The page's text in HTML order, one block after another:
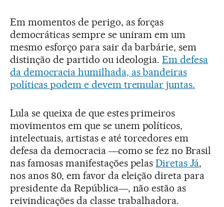
Em momentos de perigo, as forças
democráticas sempre se uniram em um
mesmo esforço para sair da barbárie, sem
distinção de partido ou ideologia.Em defesa
da democracia humilhada, as bandeiras
políticas podem e devem tremular juntas.
Lula se queixa de que estes primeiros
movimentos em que se unem políticos,
intelectuais, artistas e até torcedores em
defesa da democracia ―como se fez no Brasil
nas famosas manifestações pelasDiretas Já,
nos anos 80, em favor da eleição direta para
presidente da República―, não estão as
reivindicações da classe trabalhadora.